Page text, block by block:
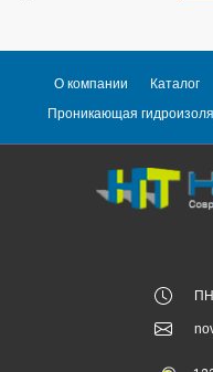
О компании Каталог
Проникающая